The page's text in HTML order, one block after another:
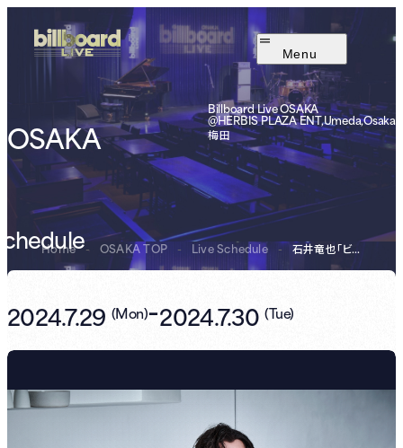
Menu
OSAKA
Billboard Live OSAKA
@HERBIS PLAZA ENT,Umeda,Osaka
梅田
Home - OSAKA TOP - Live Schedule - 石井竜也「ビルボードライブ ～...
2024.7.29 (Mon)-2024.7.30 (Tue)